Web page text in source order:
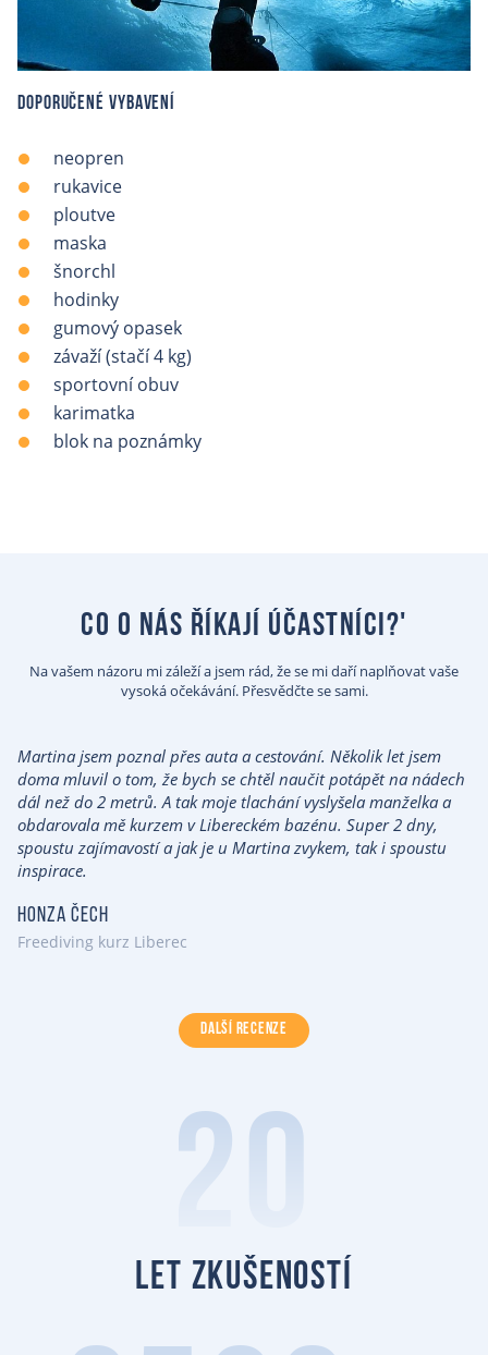
Doporučené vybavení
neopren
rukavice
ploutve
maska
šnorchl
hodinky
gumový opasek
závaží (stačí 4 kg)
sportovní obuv
karimatka
blok na poznámky
co o nás říkají účastníci?'
Na vašem názoru mi záleží a jsem rád, že se mi daří naplňovat vaše
vysoká očekávání. Přesvědčte se sami.
Martina jsem poznal přes auta a cestování. Několik let jsem
doma mluvil o tom, že bych se chtěl naučit potápět na nádech
dál než do 2 metrů. A tak moje tlachání vyslyšela manželka a
obdarovala mě kurzem v Libereckém bazénu. Super 2 dny,
spoustu zajímavostí a jak je u Martina zvykem, tak i spoustu
inspirace.
Honza Čech
Freediving kurz Liberec
DALŠÍ RECENZE
20
let zkušeností